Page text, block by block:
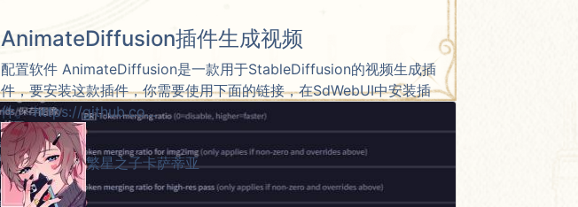
AnimateDiffusion插件生成视频
配置软件 AnimateDiffusion是一款用于StableDiffusion的视频生成插
件，要安装这款插件，你需要使用下面的链接，在SdWebUI中安装插
件。 https://github.co...
繁星之子卡萨蒂亚